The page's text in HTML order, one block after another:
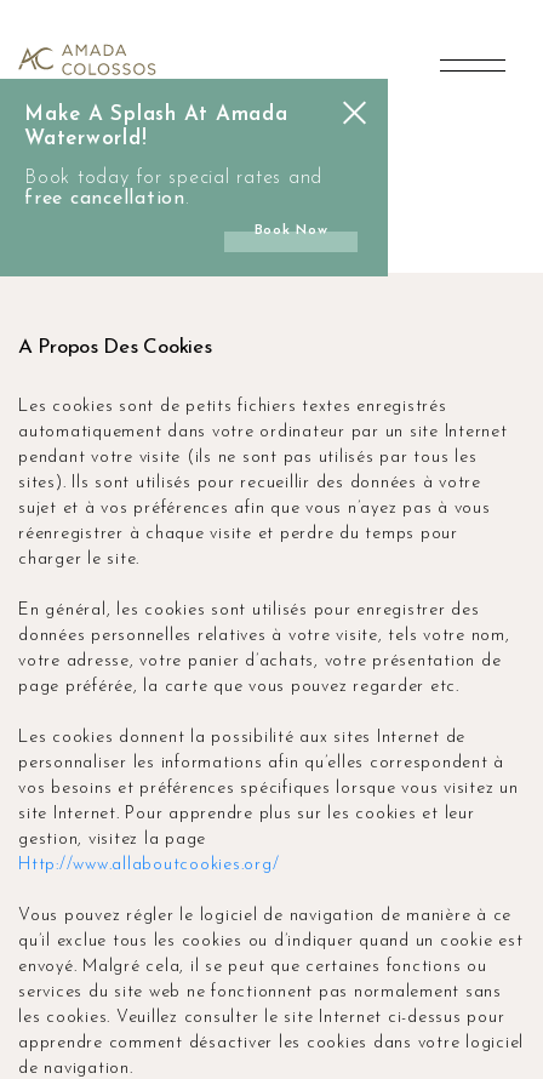
Policy
Politique De Cookies
A Propos Des Cookies
Les cookies sont de petits fichiers textes enregistrés
automatiquement dans votre ordinateur par un site Internet
pendant votre visite (ils ne sont pas utilisés par tous les
sites). Ils sont utilisés pour recueillir des données à votre
sujet et à vos préférences afin que vous n’ayez pas à vous
réenregistrer à chaque visite et perdre du temps pour
charger le site.
En général, les cookies sont utilisés pour enregistrer des
données personnelles relatives à votre visite, tels votre nom,
votre adresse, votre panier d’achats, votre présentation de
page préférée, la carte que vous pouvez regarder etc.
Les cookies donnent la possibilité aux sites Internet de
personnaliser les informations afin qu’elles correspondent à
vos besoins et préférences spécifiques lorsque vous visitez un
site Internet. Pour apprendre plus sur les cookies et leur
gestion, visitez la page
http://www.allaboutcookies.org/
Vous pouvez régler le logiciel de navigation de manière à ce
qu’il exclue tous les cookies ou d’indiquer quand un cookie est
envoyé. Malgré cela, il se peut que certaines fonctions ou
services du site web ne fonctionnent pas normalement sans
les cookies. Veuillez consulter le site Internet ci-dessus pour
apprendre comment désactiver les cookies dans votre logiciel
de navigation.
Make A Splash At Amada
Waterworld!
Book today for special rates and
free cancellation.
Book Now